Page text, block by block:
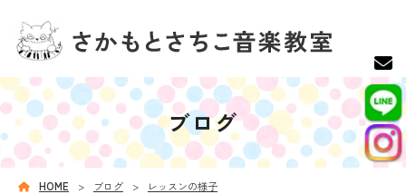
ブログ
HOME ブログ
レッスンの様子